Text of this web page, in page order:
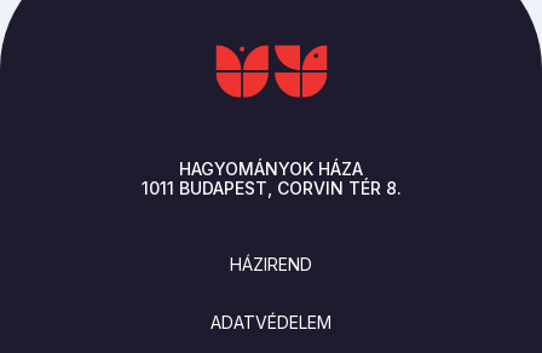
HAGYOMÁNYOK HÁZA
1011 BUDAPEST CORVIN TÉR 8.
HÁZIREND
ADATVÉDELEM